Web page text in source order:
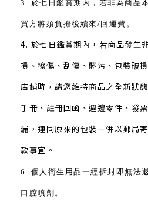
3. 於七日鑑賞期內，若非為商品
買方將須負擔後續來/回運費。
4. 於七日鑑賞期內，若商品發生
損、擦傷、刮傷、髒污、包裝破
店鋪時，請您維持商品之全新狀
手冊、註冊回函、週邊零件、發
漏，連同原來的包裝一併以郵局
款事宜。
6. 個人衛生用品一經拆封即無法
口腔噴劑。